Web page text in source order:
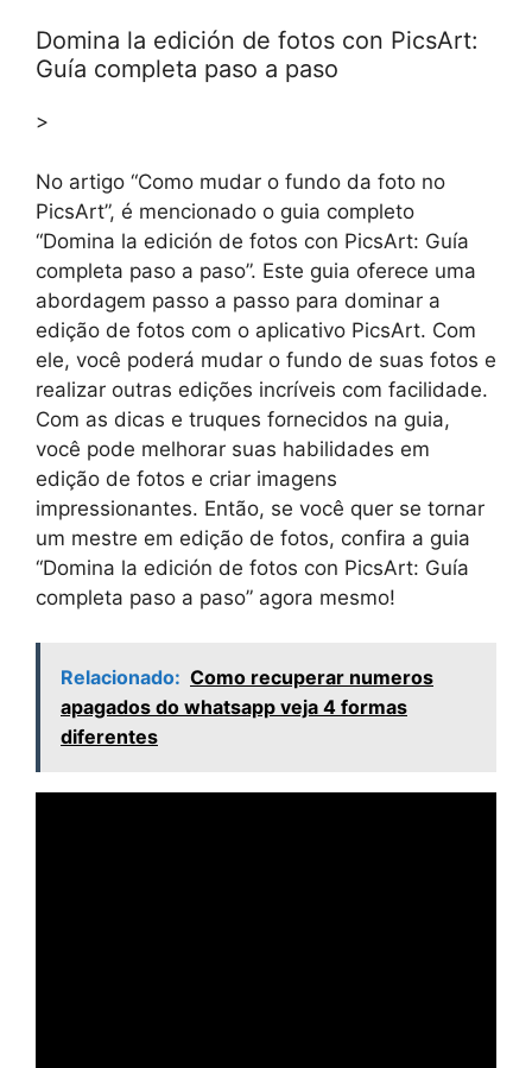
Domina la edición de fotos con PicsArt:
Guía completa paso a paso
>
No artigo “Como mudar o fundo da foto no
PicsArt”, é mencionado o guia completo
“Domina la edición de fotos con PicsArt: Guía
completa paso a paso”. Este guia oferece uma
abordagem passo a passo para dominar a
edição de fotos com o aplicativo PicsArt. Com
ele, você poderá mudar o fundo de suas fotos e
realizar outras edições incríveis com facilidade.
Com as dicas e truques fornecidos na guia,
você pode melhorar suas habilidades em
edição de fotos e criar imagens
impressionantes. Então, se você quer se tornar
um mestre em edição de fotos, confira a guia
“Domina la edición de fotos con PicsArt: Guía
completa paso a paso” agora mesmo!
Relacionado: Como recuperar numeros
apagados do whatsapp veja 4 formas
diferentes